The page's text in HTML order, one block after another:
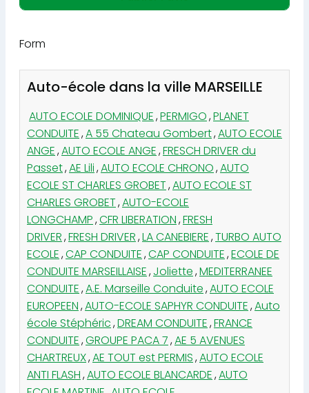
Form
Auto-école dans la ville MARSEILLE
AUTO ECOLE DOMINIQUE,PERMIGO,PLANET
CONDUITE,A 55 Chateau Gombert,AUTO ECOLE
ANGE,AUTO ECOLE ANGE,FRESCH DRIVER du
Passet,AE Lili,AUTO ECOLE CHRONO,AUTO
ECOLE ST CHARLES GROBET,AUTO ECOLE ST
CHARLES GROBET,AUTO-ECOLE
LONGCHAMP,CFR LIBERATION,FRESH
DRIVER,FRESH DRIVER,LA CANEBIERE,TURBO AUTO
ECOLE,CAP CONDUITE,CAP CONDUITE,ECOLE DE
CONDUITE MARSEILLAISE,Joliette,MEDITERRANEE
CONDUITE,A.E. Marseille Conduite,AUTO ECOLE
EUROPEEN,AUTO-ECOLE SAPHYR CONDUITE,Auto
école Stéphéric,DREAM CONDUITE,FRANCE
CONDUITE,GROUPE PACA 7,AE 5 AVENUES
CHARTREUX,AE TOUT est PERMIS,AUTO ECOLE
ANTI FLASH,AUTO ECOLE BLANCARDE,AUTO